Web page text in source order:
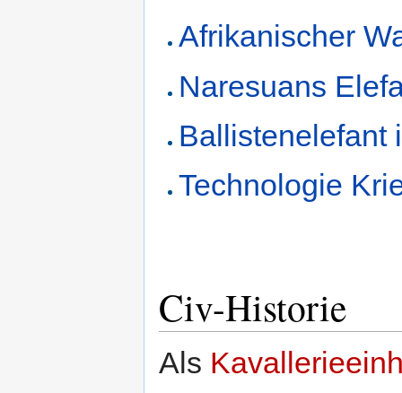
Afrikanischer
Naresuans
Ballistenelefant
Technologie
Civ-Historie
Als